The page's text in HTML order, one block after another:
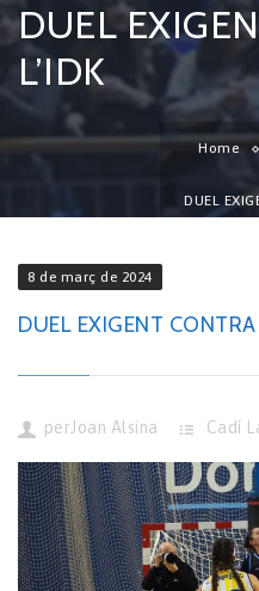
DUEL
L’IDK
Home
DUEL
8 de març de 2024
DUEL EXIGENT CONTRA
perJoan Alsina Cadí